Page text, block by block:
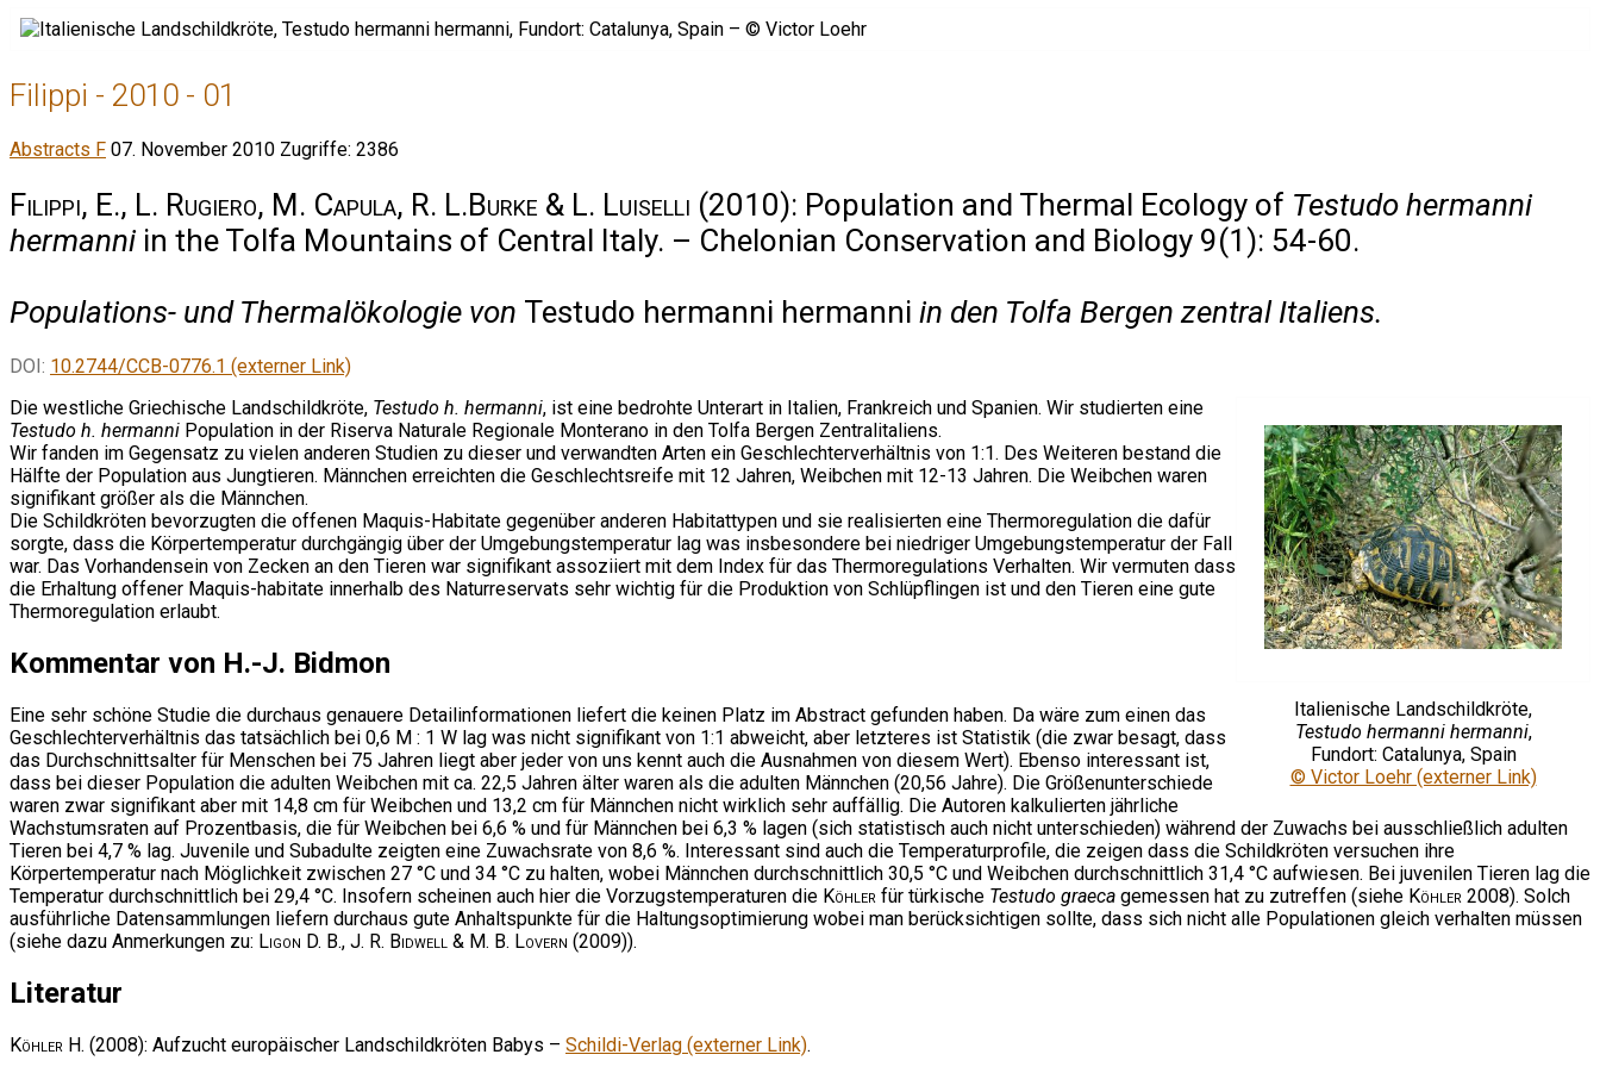
Filippi - 2010 - 01
Abstracts F 07. November 2010 Zugriffe: 2386
Filippi, E., L. Rugiero, M. Capula, R. L.Burke & L. Luiselli (2010): Population and Thermal Ecology of Testudo hermanni
hermanniin the Tolfa Mountains of Central Italy. – Chelonian Conservation and Biology 9(1): 54-60.
Populations- und Thermalökologie von Testudo hermanni hermanni in den Tolfa Bergen zentral Italiens.
DOI: 10.2744/CCB-0776.1 (externer Link)
Italienische Landschildkröte,
Testudo hermanni hermanni,
Fundort: Catalunya, Spain
© Victor Loehr (externer Link)
Die westliche Griechische Landschildkröte, Testudo h. hermanni, ist eine bedrohte Unterart in Italien, Frankreich und Spanien. Wir studierten eine
Testudo h. hermanni Population in der Riserva Naturale Regionale Monterano in den Tolfa Bergen Zentralitaliens.
Wir fanden im Gegensatz zu vielen anderen Studien zu dieser und verwandten Arten ein Geschlechterverhältnis von 1:1. Des Weiteren bestand die
Hälfte der Population aus Jungtieren. Männchen erreichten die Geschlechtsreife mit 12 Jahren, Weibchen mit 12-13 Jahren. Die Weibchen waren
signifikant größer als die Männchen.
Die Schildkröten bevorzugten die offenen Maquis-Habitate gegenüber anderen Habitattypen und sie realisierten eine Thermoregulation die dafür
sorgte, dass die Körpertemperatur durchgängig über der Umgebungstemperatur lag was insbesondere bei niedriger Umgebungstemperatur der Fall
war. Das Vorhandensein von Zecken an den Tieren war signifikant assoziiert mit dem Index für das Thermoregulations Verhalten. Wir vermuten dass
die Erhaltung offener Maquis-habitate innerhalb des Naturreservats sehr wichtig für die Produktion von Schlüpflingen ist und den Tieren eine gute
Thermoregulation erlaubt.
Kommentar von H.-J. Bidmon
Eine sehr schöne Studie die durchaus genauere Detailinformationen liefert die keinen Platz im Abstract gefunden haben. Da wäre zum einen das
Geschlechterverhältnis das tatsächlich bei 0,6 M : 1 W lag was nicht signifikant von 1:1 abweicht, aber letzteres ist Statistik (die zwar besagt, dass
das Durchschnittsalter für Menschen bei 75 Jahren liegt aber jeder von uns kennt auch die Ausnahmen von diesem Wert). Ebenso interessant ist,
dass bei dieser Population die adulten Weibchen mit ca. 22,5 Jahren älter waren als die adulten Männchen (20,56 Jahre). Die Größenunterschiede
waren zwar signifikant aber mit 14,8 cm für Weibchen und 13,2 cm für Männchen nicht wirklich sehr auffällig. Die Autoren kalkulierten jährliche
Wachstumsraten auf Prozentbasis, die für Weibchen bei 6,6 % und für Männchen bei 6,3 % lagen (sich statistisch auch nicht unterschieden) während der Zuwachs bei ausschließlich adulten
Tieren bei 4,7 % lag. Juvenile und Subadulte zeigten eine Zuwachsrate von 8,6 %. Interessant sind auch die Temperaturprofile, die zeigen dass die Schildkröten versuchen ihre
Körpertemperatur nach Möglichkeit zwischen 27 °C und 34 °C zu halten, wobei Männchen durchschnittlich 30,5 °C und Weibchen durchschnittlich 31,4 °C aufwiesen. Bei juvenilen Tieren lag die
Temperatur durchschnittlich bei 29,4 °C. Insofern scheinen auch hier die Vorzugstemperaturen die Köhler für türkische Testudo graeca gemessen hat zu zutreffen (siehe Köhler 2008). Solch
ausführliche Datensammlungen liefern durchaus gute Anhaltspunkte für die Haltungsoptimierung wobei man berücksichtigen sollte, dass sich nicht alle Populationen gleich verhalten müssen
(siehe dazu Anmerkungen zu: Ligon D. B., J. R. Bidwell & M. B. Lovern (2009)).
Literatur
Köhler H. (2008): Aufzucht europäischer Landschildkröten Babys – Schildi-Verlag (externer Link).